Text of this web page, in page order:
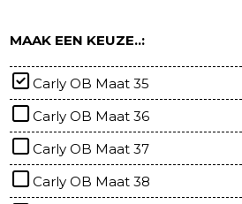
MAAK EEN KEUZE..:
Carly OB Maat 35
Carly OB Maat 36
Carly OB Maat 37
Carly OB Maat 38